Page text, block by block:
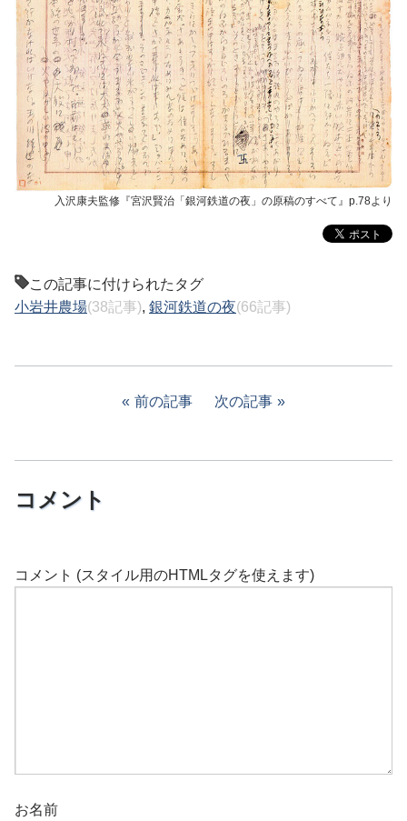
入沢康夫監修『宮沢賢治「銀河鉄道の夜」の原稿のすべて』p.78より
この記事に付けられたタグ
小岩井農場(38記事), 銀河鉄道の夜(66記事)
前の記事 次の記事
コメント
コメント (スタイル用のHTMLタグを使えます)
お名前